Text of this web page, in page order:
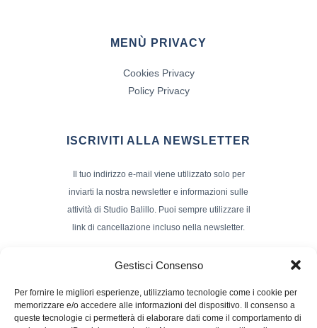
Gestisci Consenso
Per fornire le migliori esperienze, utilizziamo tecnologie come i cookie per
memorizzare e/o accedere alle informazioni del dispositivo. Il consenso a
queste tecnologie ci permetterà di elaborare dati come il comportamento di
MENÙ PRIVACY
Cookies Privacy
Policy Privacy
ISCRIVITI ALLA NEWSLETTER
Il tuo indirizzo e-mail viene utilizzato solo per
inviarti la nostra newsletter e informazioni sulle
attività di Studio Balillo. Puoi sempre utilizzare il
link di cancellazione incluso nella newsletter.
Nome e Cognome